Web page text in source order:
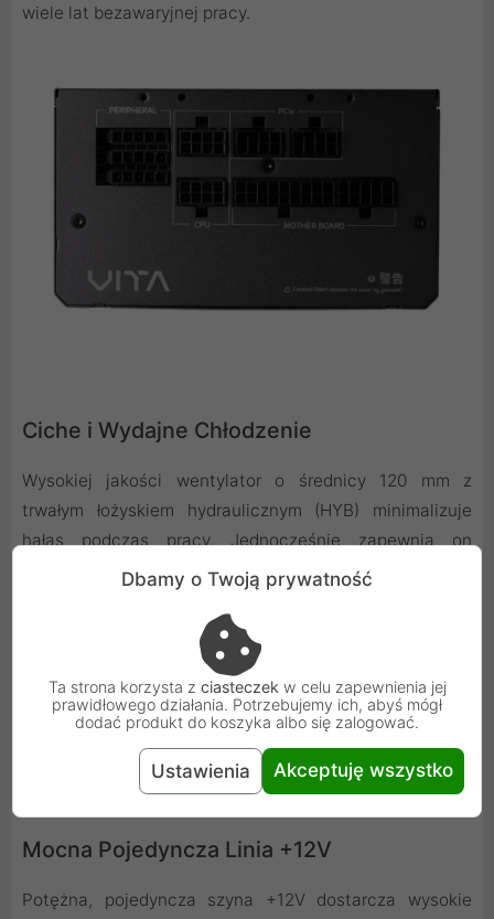
wiele lat bezawaryjnej pracy.
Ciche i Wydajne Chłodzenie
Wysokiej jakości wentylator o średnicy 120 mm z
trwałym łożyskiem hydraulicznym (HYB) minimalizuje
hałas podczas pracy. Jednocześnie zapewnia on
maksymalną wydajność chłodzenia wewnętrznych
charakteryzują się dłuższą żywotnością i cichszą pracą
w porównaniu do tradycyjnych rozwiązań ślizgowych.
Optymalny rozmiar wentylatora 120 mm zapewnia
doskonały kompromis między efektywnym przepływem
powietrza a niskim poziomem generowanego dźwięku.
Mocna Pojedyncza Linia +12V
Potężna, pojedyncza szyna +12V dostarcza wysokie
Dbamy o Twoją prywatność
Ta strona korzysta z ciasteczek w celu zapewnienia jej
prawidłowego działania. Potrzebujemy ich, abyś mógł
dodać produkt do koszyka albo się zalogować.
Ustawienia Akceptuję wszystko